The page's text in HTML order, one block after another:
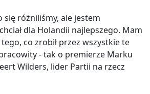
się różniliśmy, ale jestem
dla Holandii najlepszego. Mam
co zrobił przez wszystkie te
- tak o premierze Marku
Wilders, lider Partii na rzecz